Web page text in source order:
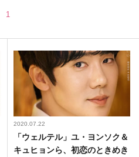
1
2020.07.22
「ウェルテル」ユ・ヨンソク＆
キュヒョンら、初恋のときめき